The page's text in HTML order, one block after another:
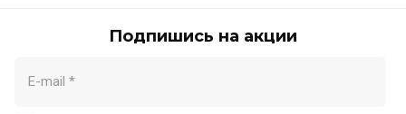
Подпишись на акции